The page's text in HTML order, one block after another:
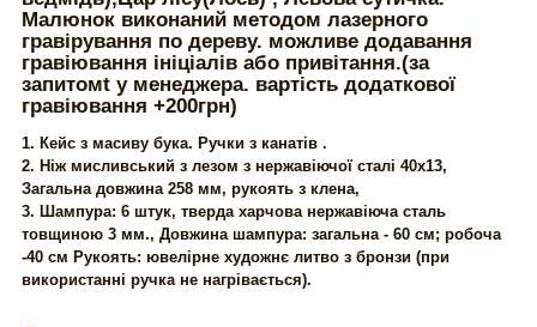
Малюнок виконаний методом лазерного
гравірування по дереву. можливе додавання
гравіювання ініціалів або привітання.(за
запитомt у менеджера. вартість додаткової
гравіювання +200грн)
1. Кейс з масиву бука. Ручки з канатів .
2. Ніж мисливський з лезом з нержавіючої сталі 40х13,
Загальна довжина 258 мм, рукоять з клена,
3. Шампура: 6 штук, тверда харчова нержавіюча сталь
товщиною 3 мм., Довжина шампура: загальна - 60 см; робоча
-40 см Рукоять: ювелірне художнє литво з бронзи (при
використанні ручка не нагрівається).